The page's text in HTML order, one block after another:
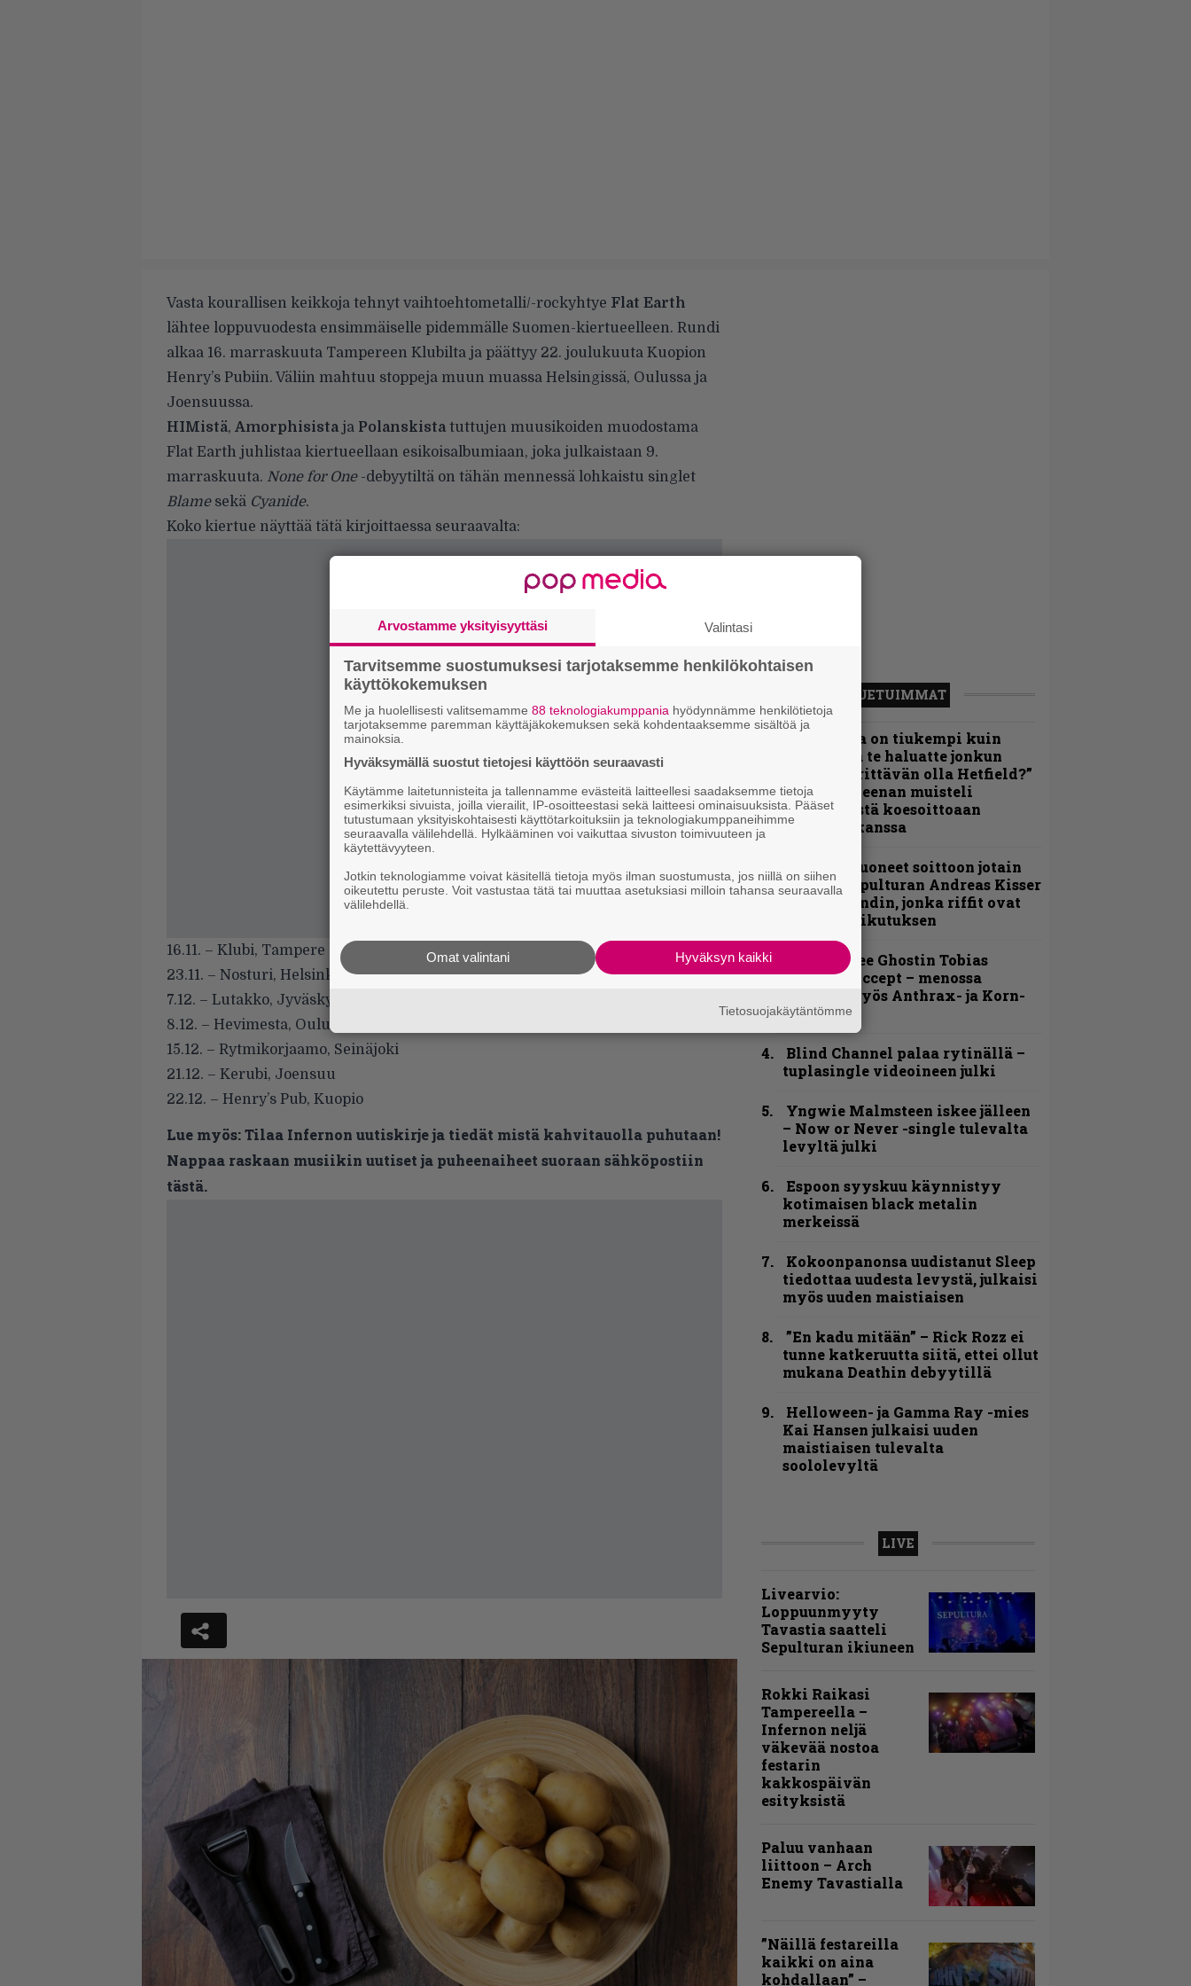
Vasta kourallisen keikkoja tehnyt vaihtoehtometalli/-rockyhtye Flat Earth
lähtee loppuvuodesta ensimmäiselle pidemmälle Suomen-kiertueelleen. Rundi
alkaa 16. marraskuuta Tampereen Klubilta ja päättyy 22. joulukuuta Kuopion
Henry’s Pubiin. Väliin mahtuu stoppeja muun muassa Helsingissä, Oulussa ja
Joensuussa.
HIMistä, Amorphisistaja Polanskistatuttujen muusikoiden muodostama
Flat Earth juhlistaa kiertueellaan esikoisalbumiaan, joka julkaistaan 9.
marraskuuta. None for One-debyytiltä on tähän mennessä lohkaistu singlet
Blamesekä Cyanide.
Koko kiertue näyttää tätä kirjoittaessa seuraavalta:
16.11. – Klubi, Tampere
23.11. – Nosturi, Helsinki
7.12. – Lutakko, Jyväskylä
8.12. – Hevimesta, Oulu
15.12. – Rytmikorjaamo, Seinäjoki
21.12. – Kerubi, Joensuu
22.12. – Henry’s Pub, Kuopio
Lue myös:Tilaa Infernon uutiskirje ja tiedät mistä kahvitauolla puhutaan!
Nappaa raskaan musiikin uutiset ja puheenaiheet suoraan sähköpostiin
tästä.
LUETUIMMAT
”Metallica on tiukempi kuin
koskaan ja te haluatte jonkun
nulikan yrittävän olla Hetfield?”
– Pepper Keenan muisteli
ensimmäistä koesoittoaan
hevijätin kanssa
”He ovat tuoneet soittoon jotain
uutta” – Sepulturan Andreas Kisser
nimeää bändin, jonka riffit ovat
tehneet vaikutuksen
Näin lähtee Ghostin Tobias
Forgelta Accept – menossa
mukana myös Anthrax- ja Korn-
miehistöä
Blind Channel palaa rytinällä –
tuplasingle videoineen julki
Yngwie Malmsteen iskee jälleen
– Now or Never -single tulevalta
levyltä julki
Espoon syyskuu käynnistyy
kotimaisen black metalin
merkeissä
Kokoonpanonsa uudistanut Sleep
tiedottaa uudesta levystä, julkaisi
myös uuden maistiaisen
”En kadu mitään” – Rick Rozz ei
tunne katkeruutta siitä, ettei ollut
mukana Deathin debyytillä
Helloween- ja Gamma Ray -mies
Kai Hansen julkaisi uuden
maistiaisen tulevalta
soololevyltä
LIVE
Livearvio:
Loppuunmyyty
Tavastia saatteli
Sepulturan ikiuneen
Rokki Raikasi
Tampereella –
Infernon neljä
väkevää nostoa
festarin
kakkospäivän
esityksistä
Paluu vanhaan
liittoon – Arch
Enemy Tavastialla
”Näillä festareilla
kaikki on aina
kohdallaan” –
Arvostamme yksityisyyttäsi Valintasi
Tarvitsemme suostumuksesi tarjotaksemme henkilökohtaisen
käyttökokemuksen
Me ja huolellisesti valitsemamme 88 teknologiakumppania hyödynnämme henkilötietoja
tarjotaksemme paremman käyttäjäkokemuksen sekä kohdentaaksemme sisältöä ja
mainoksia.
Hyväksymällä suostut tietojesi käyttöön seuraavasti
Käytämme laitetunnisteita ja tallennamme evästeitä laitteellesi saadaksemme tietoja
esimerkiksi sivuista, joilla vierailit, IP-osoitteestasi sekä laitteesi ominaisuuksista. Pääset
tutustumaan yksityiskohtaisesti käyttötarkoituksiin ja teknologiakumppaneihimme
seuraavalla välilehdellä. Hylkääminen voi vaikuttaa sivuston toimivuuteen ja
käytettävyyteen.
Jotkin teknologiamme voivat käsitellä tietoja myös ilman suostumusta, jos niillä on siihen
oikeutettu peruste. Voit vastustaa tätä tai muuttaa asetuksiasi milloin tahansa seuraavalla
välilehdellä.
Hyväksyn kaikki
Omat valintani
Tietosuojakäytäntömme